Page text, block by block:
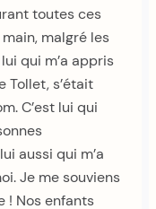
toutes ces
malgré les
qui m’a appris
Tollet, s’était
C’est lui qui
aussi qui m’a
Je me souviens
! Nos enfants